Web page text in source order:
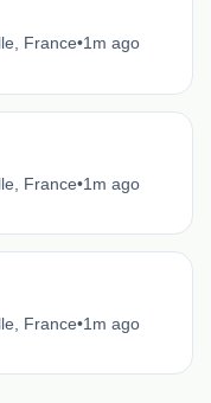
France•1m ago
France•1m ago
France•1m ago